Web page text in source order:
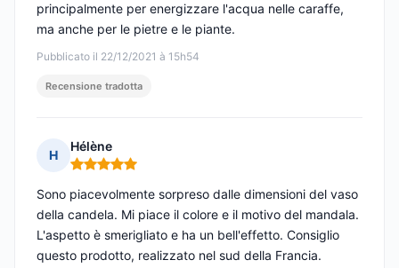
Pubblicato il 22/12/2021 à 15h54
principalmente per energizzare l'acqua nelle caraffe,
ma anche per le pietre e le piante.
Recensione tradotta
H
Hélène
Nota: 5 su 5
Sono piacevolmente sorpreso dalle dimensioni del vaso
della candela. Mi piace il colore e il motivo del mandala.
L'aspetto è smerigliato e ha un bell'effetto. Consiglio
questo prodotto, realizzato nel sud della Francia.